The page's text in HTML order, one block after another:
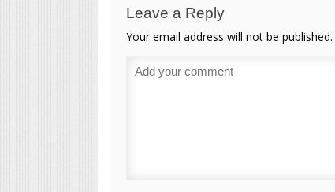
Leave a Reply
Your email address will not be published.